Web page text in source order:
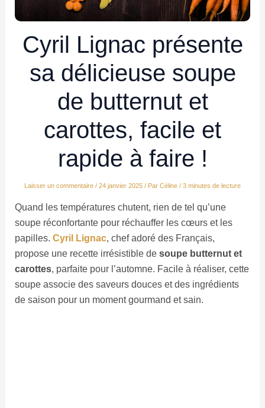
Cyril Lignac présente
sa délicieuse soupe
de butternut et
carottes, facile et
rapide à faire !
Laisser un commentaire / 24 janvier 2025 / Par Céline / 3 minutes de lecture
Quand les températures chutent, rien de tel qu’une
soupe réconfortante pour réchauffer les cœurs et les
papilles. Cyril Lignac, chef adoré des Français,
propose une recette irrésistible de soupe butternut et
carottes, parfaite pour l’automne. Facile à réaliser, cette
soupe associe des saveurs douces et des ingrédients
de saison pour un moment gourmand et sain.